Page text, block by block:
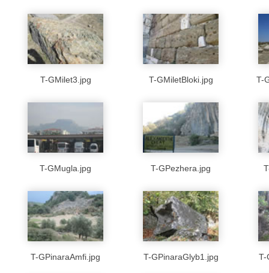
T-GMilet3.jpg T-GMiletBloki.jpg T-
T-GMugla.jpg T-GPezhera.jpg
T-GPinaraAmfi.jpg T-GPinaraGlyb1.jpg T-